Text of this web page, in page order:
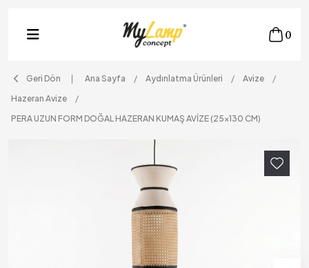
0
Geri Dön Ana Sayfa Aydınlatma Ürünleri
Avize
Hazeran Avize
PERA UZUN FORM DOĞAL HAZERAN KUMAŞ AVİZE (25x130 CM)